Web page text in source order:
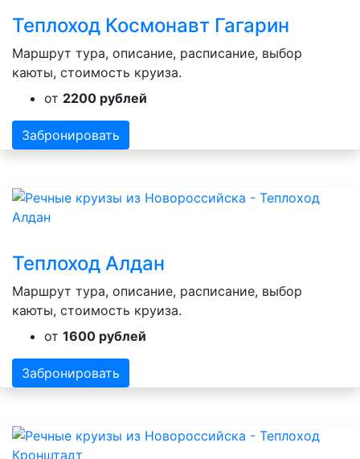
Теплоход Космонавт Гагарин
Маршрут тура, описание, расписание, выбор
каюты, стоимость круиза.
от 2200 рублей
Забронировать
Теплоход Алдан
Маршрут тура, описание, расписание, выбор
каюты, стоимость круиза.
от 1600 рублей
Забронировать